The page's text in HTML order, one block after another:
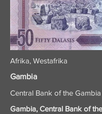
Afrika, Westafrika
Gambia
Central Bank of the Gambia
Gambia, Central Bank of